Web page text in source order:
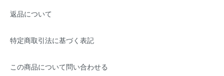
返品について
特定商取引法に基づく表記
この商品について問い合わせる